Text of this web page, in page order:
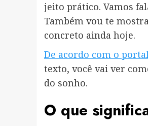
jeito prático. Vamos
Também vou te
concreto ainda hoje.
De acordo com o
texto, você vai ver
do sonho.
O que